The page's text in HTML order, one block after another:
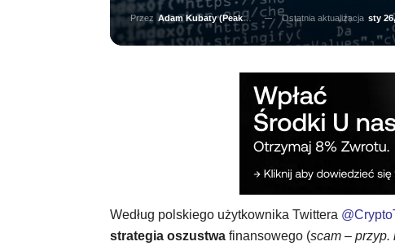
Przez Adam Kubaty (peakhunter) Ostatnia aktualizacja sty
Według polskiego użytkownika Twittera
strategia oszustwafinansowego (scam – przyp.